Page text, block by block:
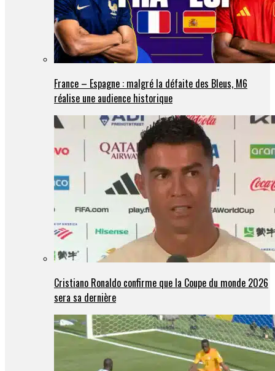
France – Espagne : malgré la défaite des Bleus, M6
réalise une audience historique
Cristiano Ronaldo confirme que la Coupe du monde 2026
sera sa dernière